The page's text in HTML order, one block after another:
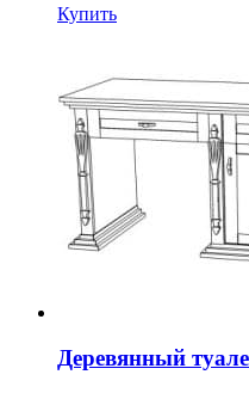
Купить
Деревянный